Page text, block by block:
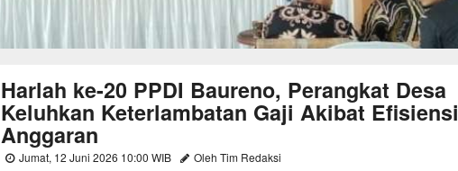
Harlah ke-20 PPDI Baureno, Perangkat Desa
Keluhkan Keterlambatan Gaji Akibat Efisiensi
Anggaran
Jumat, 12 Juni 2026 10:00 WIB Oleh Tim Redaksi